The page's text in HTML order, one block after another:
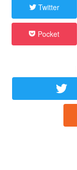
Twitter
Pocket